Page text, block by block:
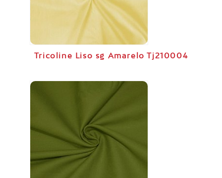
Tricoline Liso sg Amarelo Tj210004